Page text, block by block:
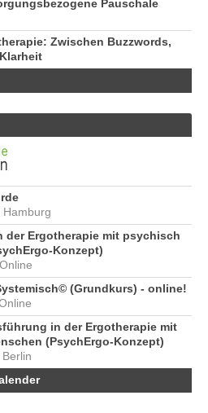
Pauschale
Zwischen Buzzwords,
Hamburg
der Ergotherapie mit psychisch
Konzept)
(Grundkurs) - online!
in der Ergotherapie mit
(PsychErgo-Konzept)